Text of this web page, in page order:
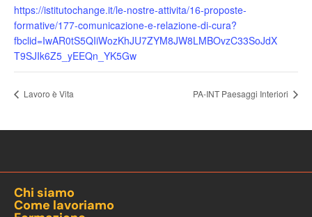
https://istitutochange.it/le-nostre-attivita/16-proposte-
formative/177-comunicazione-e-relazione-di-cura?
fbclid=IwAR0tS5QIiWozKhJU7ZYM8JW8LMBOvzC33SoJdX
T9SJIk6Z5_yEEQn_YK5Gw
Lavoro è Vita PA-INT Paesaggi Interiori
Chi siamo
Come lavoriamo